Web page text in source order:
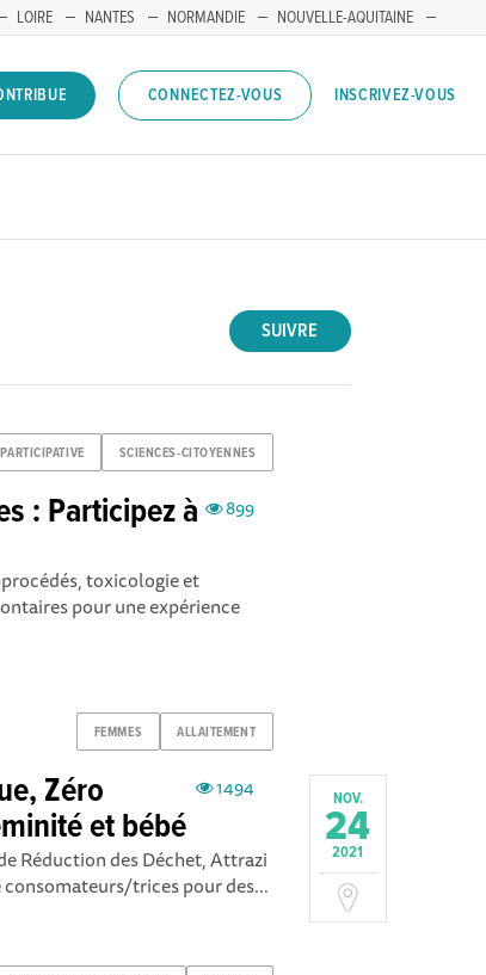
LOIRE NANTES NORMANDIE
NOUVELLE-AQUITAINE
CONNECTEZ-VOUS INSCRIVEZ-VOUS
SUIVRE
SCIENCES-CITOYENNES
899
: Participez à
toxicologie et
pour une expérience
FEMMES ALLAITEMENT
NOV.
24
2021
1494
Zéro
et bébé
Réduction des Déchet, Attrazi
trices pour des...